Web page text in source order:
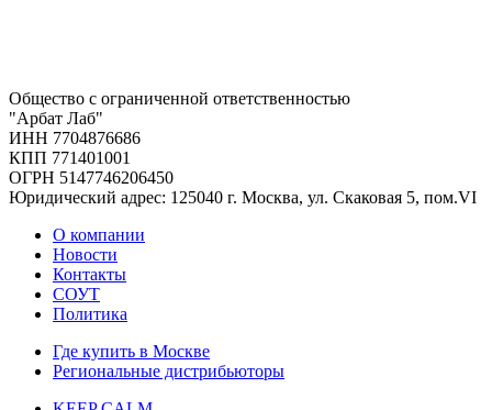
Общество с ограниченной ответственностью
"Арбат Лаб"
ИНН 7704876686
КПП 771401001
ОГРН 5147746206450
Юридический адрес: 125040 г. Москва, ул. Скаковая 5, пом.VI
О компании
Новости
Контакты
СОУТ
Политика
Где купить в Москве
Региональные дистрибьюторы